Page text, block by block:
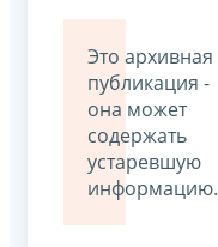
Это архивная
публикация -
она может
содержать
устаревшую
информацию.